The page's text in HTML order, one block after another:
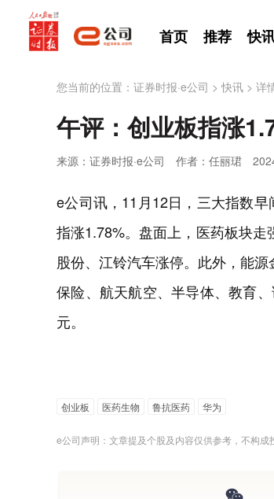
首页 推荐 快
您当前的位置： 证券时报·e公司 >快讯 > 详
午评：创业板指涨
来源：证券时报·e公司 作者：任丽珺
e公司讯，11月12日，三大指数
指涨1.78%。盘面上，医药板块
股份、江铃汽车涨停。此外，能
保险、航天航空、半导体、教育
元。
创业板 医药生物 鲁抗医药 华为
e公司声明：文章提及个股及内容仅供参考，不构成